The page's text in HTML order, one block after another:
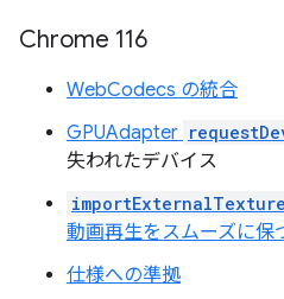
Chrome 116
WebCodecs の統合
GPUAdapter
失われたデバイス
動画再生をスムーズに保
仕様への準拠